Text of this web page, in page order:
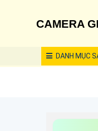
CAMERA
DANH MỤC